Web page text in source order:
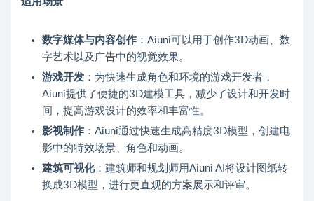
数字媒体与内容创作 ：Aiuni可以用于创作3D动画、数
字艺术以及广告中的视觉效果。
游戏开发 ：为快速生成角色和环境的游戏开发者，
Aiuni提供了便捷的3D建模工具，减少了设计和开发时
间，提高游戏设计的效率和丰富性。
影视制作 ：Aiuni通过快速生成高精度3D模型，创建电
影中的特效场景、角色和动画。
建筑可视化：建筑师和规划师用Aiuni AI将设计图纸转
换成3D模型，进行更直观的方案展示和评审。